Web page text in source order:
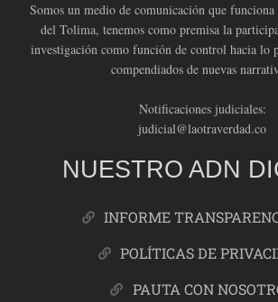
Somos un medio de comunicación que
del Tolima, tenemos como premisa la
investigación como función de control hacia lo
compendiados de nuevas
Notificaciones judiciales:
judicial@laotraverdad.co
NUESTRO ADN
INFORME
POLÍTICAS DE
PAUTA CON